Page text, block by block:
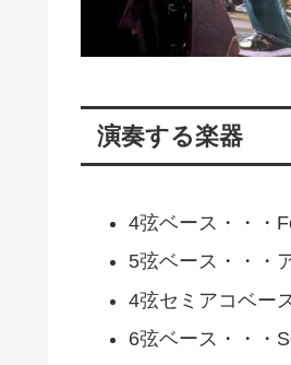
演奏する楽器
4弦ベース・・・
5弦ベース・・・
4弦セミアコベー
6弦ベース・・・